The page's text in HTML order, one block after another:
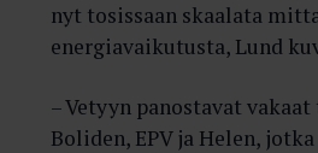
nyt tosissaan skaalata
energiavaikutusta, Lund
– Vetyyn panostavat
Boliden, EPV ja Helen,